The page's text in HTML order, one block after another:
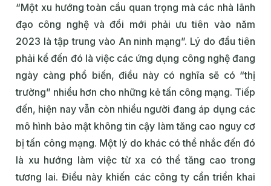
“Một xu hướng toàn cầu quan trọng mà các nhà lãnh
đạo công nghệ và đổi mới phải ưu tiên vào năm
2023 là tập trung vào An ninh mạng”. Lý do đầu tiên
phải kể đến đó là việc các ứng dụng công nghệ đang
ngày càng phổ biến, điều này có nghĩa sẽ có “thị
trường” nhiều hơn cho những kẻ tấn công mạng. Tiếp
đến, hiện nay vẫn còn nhiều người đang áp dụng các
mô hình bảo mật không tin cậy làm tăng cao nguy cơ
bị tấn công mạng. Một lý do khác có thể nhắc đến đó
là xu hướng làm việc từ xa có thể tăng cao trong
tương lai. Điều này khiến các công ty cần triển khai